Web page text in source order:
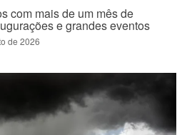
com mais de um mês de
e grandes eventos
de 2026